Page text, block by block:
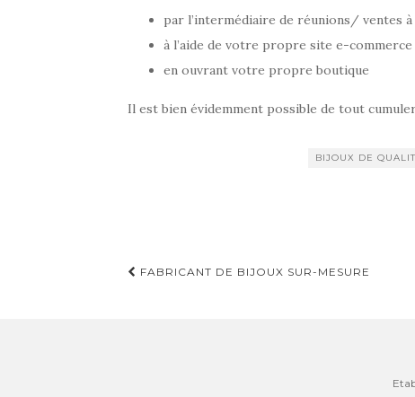
par l’intermédiaire de réunions/ ventes
à l’aide de votre propre site e-commerce
en ouvrant votre propre boutique
Il est bien évidemment possible de tout
BIJOUX DE
FABRICANT DE BIJOUX SUR-MESURE